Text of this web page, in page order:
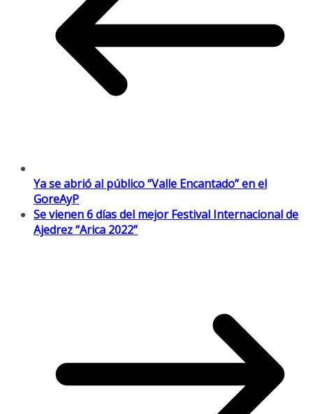
Ya se abrió al público “Valle Encantado” en el
GoreAyP
Se vienen 6 días del mejor Festival Internacional de
Ajedrez “Arica 2022”